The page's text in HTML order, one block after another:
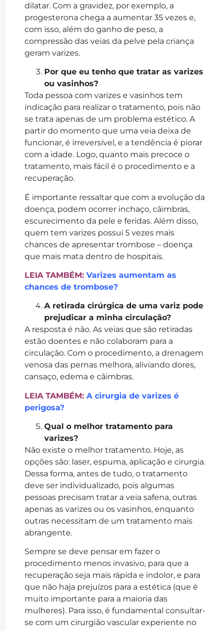
dilatar. Com a gravidez, por exemplo, a
progesterona chega a aumentar 35 vezes e,
com isso, além do ganho de peso, a
compressão das veias da pelve pela criança
geram varizes.
Por que eu tenho que tratar as varizes
ou vasinhos?
Toda pessoa com varizes e vasinhos tem
indicação para realizar o tratamento, pois não
se trata apenas de um problema estético. A
partir do momento que uma veia deixa de
funcionar, é irreversível, e a tendência é piorar
com a idade. Logo, quanto mais precoce o
tratamento, mais fácil é o procedimento e a
recuperação.
É importante ressaltar que com a evolução da
doença, podem ocorrer inchaço, câimbras,
escurecimento da pele e feridas. Além disso,
quem tem varizes possui 5 vezes mais
chances de apresentar trombose – doença
que mais mata dentro de hospitais.
LEIA TAMBÉM: Varizes aumentam as
chances de trombose?
A retirada cirúrgica de uma variz pode
prejudicar a minha circulação?
A resposta é não. As veias que são retiradas
estão doentes e não colaboram para a
circulação. Com o procedimento, a drenagem
venosa das pernas melhora, aliviando dores,
cansaço, edema e câimbras.
LEIA TAMBÉM: A cirurgia de varizes é
perigosa?
Qual o melhor tratamento para
varizes?
Não existe o melhor tratamento. Hoje, as
opções são: laser, espuma, aplicação e cirurgia.
Dessa forma, antes de tudo, o tratamento
deve ser individualizado, pois algumas
pessoas precisam tratar a veia safena, outras
apenas as varizes ou os vasinhos, enquanto
outras necessitam de um tratamento mais
abrangente.
Sempre se deve pensar em fazer o
procedimento menos invasivo, para que a
recuperação seja mais rápida e indolor, e para
que não haja prejuízos para a estética (que é
muito importante para a maioria das
mulheres). Para isso, é fundamental consultar-
se com um cirurgião vascular experiente no